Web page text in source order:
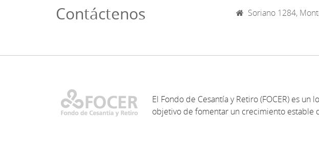
Contáctenos Soriano 1284,
El Fondo de Cesantía y Retiro (FOCER) es
objetivo de fomentar un crecimiento estable